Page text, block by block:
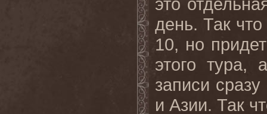
день. Так
10, но
этого тура,
записи
и Азии. Так